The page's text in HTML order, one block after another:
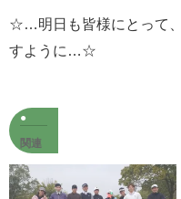
☆…明日も皆様にとって
すように…☆
関連